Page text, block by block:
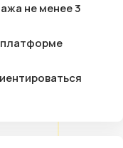
не менее 3